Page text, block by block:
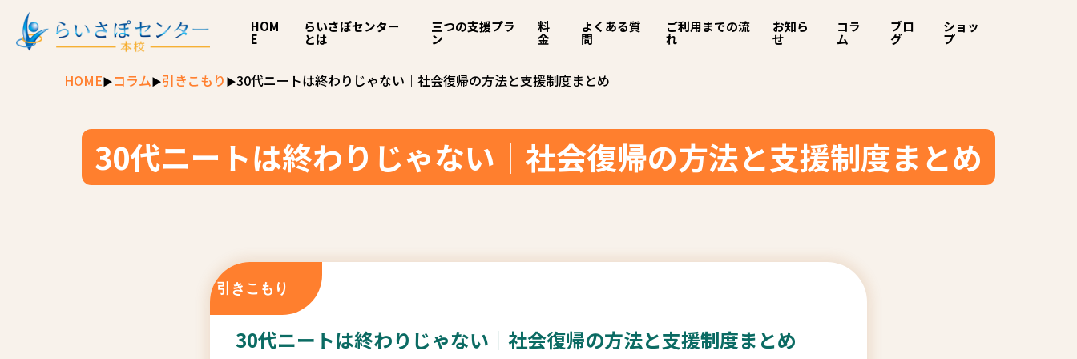
HOM
E
らいさぽセンター
とは
三つの支援プラ
ン
料
金
よくある質
問
ご利用までの流
れ
お知ら
せ
コラ
ム
ブロ
グ
ショッ
プ
HOME コラム 引きこもり 30代ニートは終わりじゃない｜社会復帰の方法と支援制度まとめ
30代ニートは終わりじゃない｜社会復帰の方法と支援制度まとめ
引きこもり
30代ニートは終わりじゃない｜社会復帰の方法と支援制度まとめ